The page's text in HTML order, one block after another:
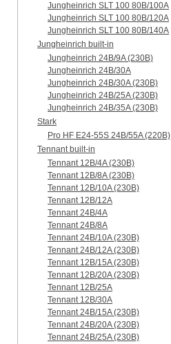
Jungheinrich SLT 100 80B/100A
Jungheinrich SLT 100 80B/120A
Jungheinrich SLT 100 80B/140A
Jungheinrich built-in
Jungheinrich 24B/9A (230B)
Jungheinrich 24B/30A
Jungheinrich 24B/30A (230B)
Jungheinrich 24B/25A (230B)
Jungheinrich 24B/35A (230B)
Stark
Pro HF E24-55S 24B/55A (220B)
Tennant built-in
Tennant 12B/4A (230B)
Tennant 12B/8A (230B)
Tennant 12B/10A (230B)
Tennant 12B/12A
Tennant 24B/4A
Tennant 24B/8A
Tennant 24B/10A (230B)
Tennant 24B/12A (230B)
Tennant 12B/15A (230B)
Tennant 12B/20A (230B)
Tennant 12B/25A
Tennant 12B/30A
Tennant 24B/15A (230B)
Tennant 24B/20A (230B)
Tennant 24B/25A (230B)